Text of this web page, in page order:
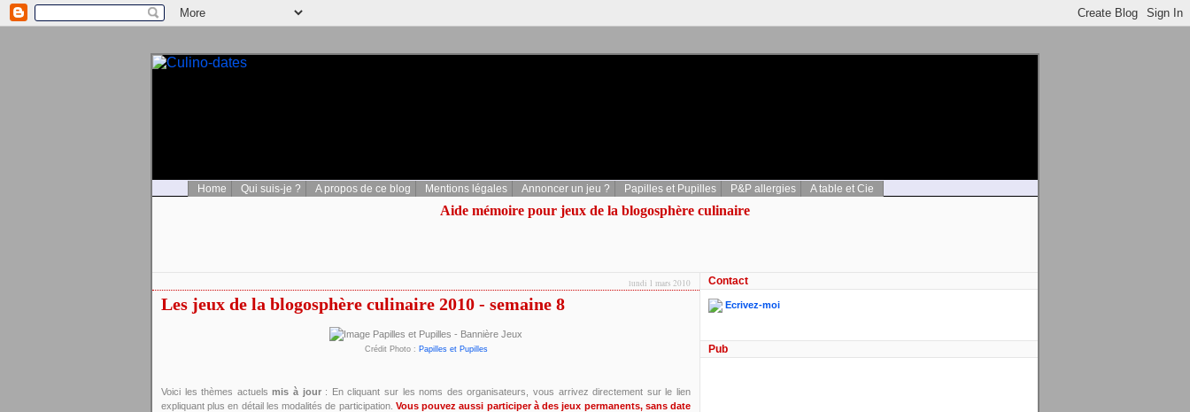
Home Qui suis-je ? A propos de ce blog Mentions légales Annoncer un jeu ? Papilles et Pupilles P&P allergies A table et Cie
Aide mémoire pour jeux de la blogosphère culinaire
lundi 1 mars 2010
Les jeux de la blogosphère culinaire 2010 - semaine 8
Crédit Photo : Papilles et Pupilles
Voici les thèmes actuelsmis à jour: En cliquant sur les noms des organisateurs, vous arrivez directement sur le lien
expliquant plus en détail les modalités de participation. Vous pouvez aussi participer à des jeux permanents, sans date
Contact
Ecrivez-moi
Pub